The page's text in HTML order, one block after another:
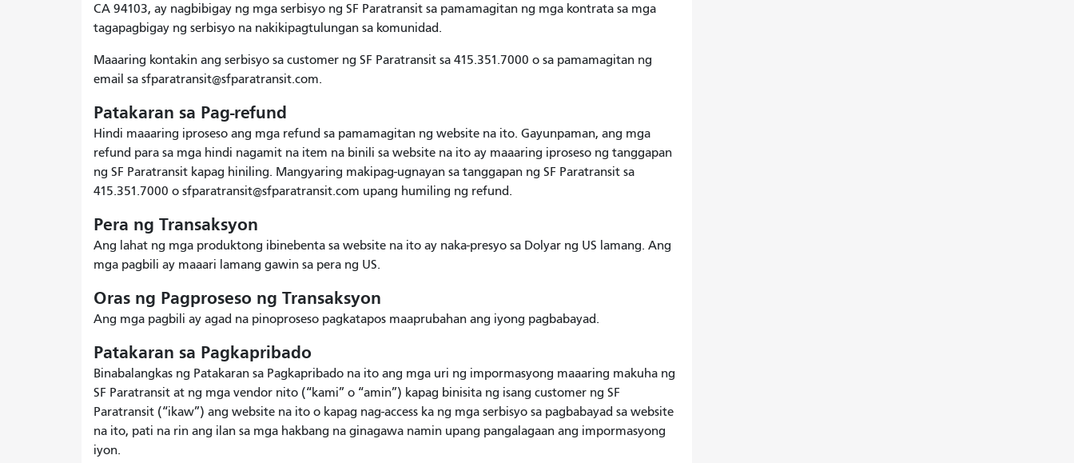
CA 94103, ay nagbibigay ng mga serbisyo ng SF Paratransit sa pamamagitan ng mga kontrata sa mga
tagapagbigay ng serbisyo na nakikipagtulungan sa komunidad.
Maaaring kontakin ang serbisyo sa customer ng SF Paratransit sa 415.351.7000 o sa pamamagitan ng
email sa sfparatransit@sfparatransit.com.
Patakaran sa Pag-refund
Hindi maaaring iproseso ang mga refund sa pamamagitan ng website na ito. Gayunpaman, ang mga
refund para sa mga hindi nagamit na item na binili sa website na ito ay maaaring iproseso ng tanggapan
ng SF Paratransit kapag hiniling. Mangyaring makipag-ugnayan sa tanggapan ng SF Paratransit sa
415.351.7000 o sfparatransit@sfparatransit.com upang humiling ng refund.
Pera ng Transaksyon
Ang lahat ng mga produktong ibinebenta sa website na ito ay naka-presyo sa Dolyar ng US lamang. Ang
mga pagbili ay maaari lamang gawin sa pera ng US.
Oras ng Pagproseso ng Transaksyon
Ang mga pagbili ay agad na pinoproseso pagkatapos maaprubahan ang iyong pagbabayad.
Patakaran sa Pagkapribado
Binabalangkas ng Patakaran sa Pagkapribado na ito ang mga uri ng impormasyong maaaring makuha ng
SF Paratransit at ng mga vendor nito (“kami” o “amin”) kapag binisita ng isang customer ng SF
Paratransit (“ikaw”) ang website na ito o kapag nag-access ka ng mga serbisyo sa pagbabayad sa website
na ito, pati na rin ang ilan sa mga hakbang na ginagawa namin upang pangalagaan ang impormasyong
iyon.